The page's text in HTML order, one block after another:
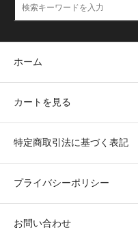
ホーム
カートを見る
特定商取引法に基づく表記
プライバシーポリシー
お問い合わせ